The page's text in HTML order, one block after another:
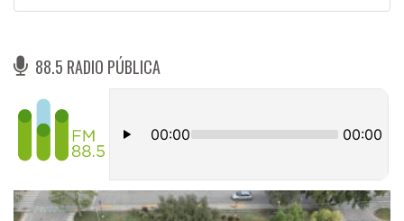
88.5 RADIO PÚBLICA